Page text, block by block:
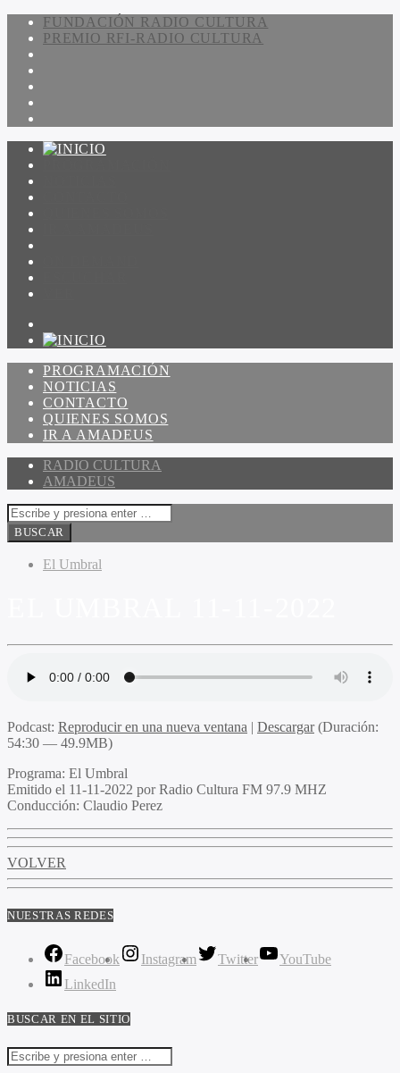
FUNDACIÓN RADIO CULTURA
PREMIO RFI-RADIO CULTURA
PROGRAMACIÓN
NOTICIAS
CONTACTO
QUIENES SOMOS
IR A AMADEUS
RADIO CULTURA
AMADEUS
El Umbral
Podcast: Reproducir en una nueva ventana | Descargar(Duración:
54:30 — 49.9MB)
Programa: El Umbral
Emitido el 11-11-2022 por Radio Cultura FM 97.9 MHZ
Conducción: Claudio Perez
VOLVER
NUESTRAS REDES
Facebook Instagram Twitter
YouTube
LinkedIn
BUSCAR EN EL SITIO